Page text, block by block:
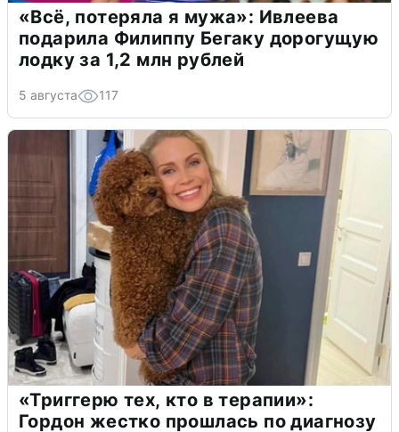
«Всё, потеряла я мужа»: Ивлеева
подарила Филиппу Бегаку дорогущую
лодку за 1,2 млн рублей
5 августа 117
«Триггерю тех, кто в терапии»:
Гордон жестко прошлась по диагнозу